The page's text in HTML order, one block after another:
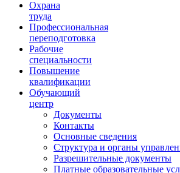
Ориентир охраны труда
Охрана
труда
Профессиональная
переподготовка
Рабочие
специальности
Повышение
квалификации
Обучающий
центр
Документы
Контакты
Основные сведения
Структура и органы
Разрешительные документы
Платные образовательные